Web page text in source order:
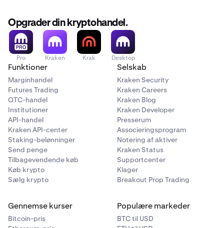
Opgrader din kryptohandel.
Pro Kraken Krak Desktop
Funktioner
Marginhandel
Futures Trading
OTC-handel
Institutioner
API-handel
Kraken API-center
Staking-belønninger
Send penge
Tilbagevendende køb
Køb krypto
Sælg krypto
Selskab
Kraken Security
Kraken Careers
Kraken Blog
Kraken Developer
Presserum
Associeringsprogram
Notering af aktiver
Kraken Status
Supportcenter
Klager
Breakout Prop Trading
Gennemse kurser
Bitcoin-pris
Populære markeder
BTC til USD